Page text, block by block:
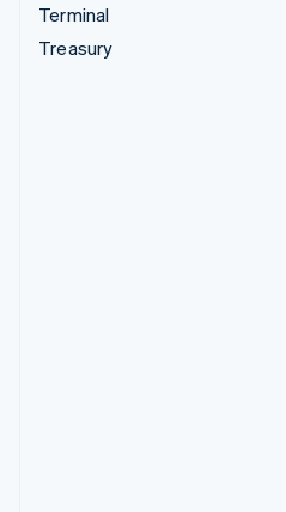
Terminal
Treasury